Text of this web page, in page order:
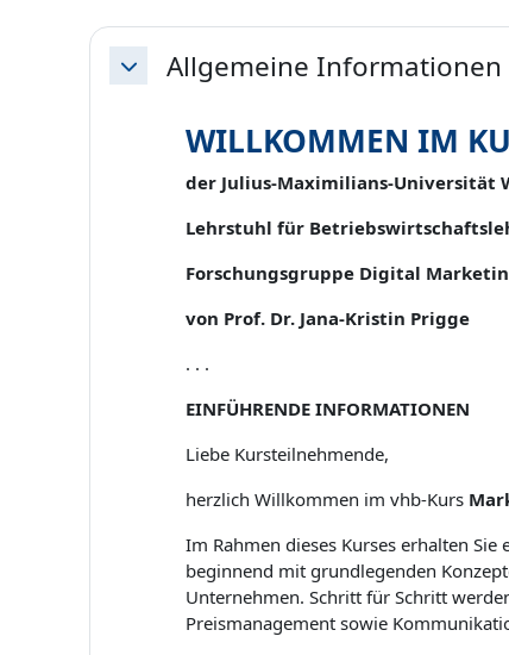
Section outline
СвернутьAllgemeine Informationen
WILLKOMMEN IM
der Julius-Maximilians-Universität
Lehrstuhl für
Forschungsgruppe Digital
von Prof. Dr. Jana-Kristin Prigge
. . .
EINFÜHRENDE INFORMATIONEN
Liebe Kursteilnehmende,
herzlich Willkommen im vhb-Kurs
Im Rahmen dieses Kurses erhalten
beginnend mit grundlegenden
Unternehmen. Schritt für Schritt
Preismanagement sowie